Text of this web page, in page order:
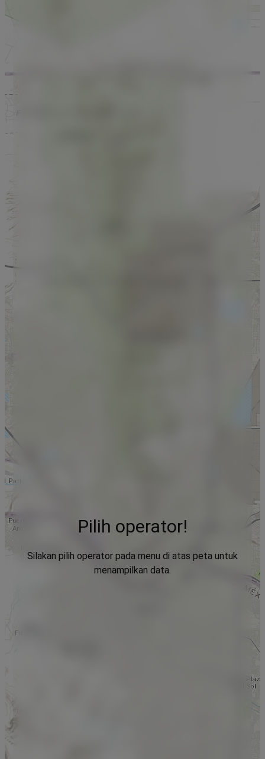
Pilih operator!
Silakan pilih operator pada menu di atas peta untuk
menampilkan data.